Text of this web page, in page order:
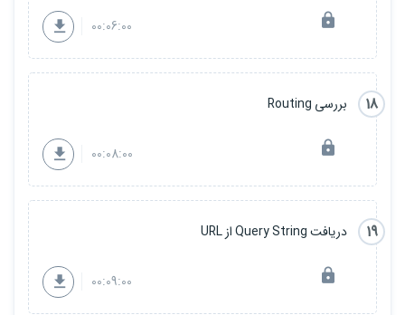
00:06:00
18 بررسی Routing
00:08:00
19 دریافت Query String از URL
00:09:00